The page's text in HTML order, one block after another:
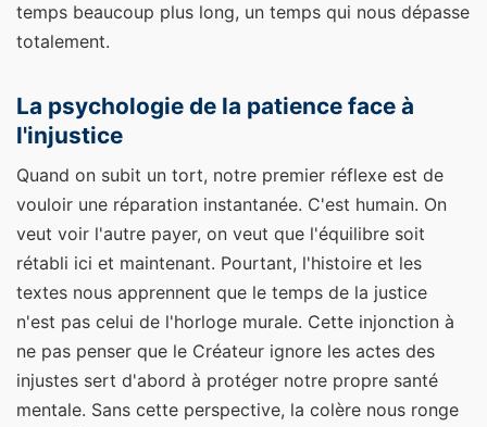
temps beaucoup plus long, un temps qui nous dépasse
totalement.
La psychologie de la patience face à
l'injustice
Quand on subit un tort, notre premier réflexe est de
vouloir une réparation instantanée. C'est humain. On
veut voir l'autre payer, on veut que l'équilibre soit
rétabli ici et maintenant. Pourtant, l'histoire et les
textes nous apprennent que le temps de la justice
n'est pas celui de l'horloge murale. Cette injonction à
ne pas penser que le Créateur ignore les actes des
injustes sert d'abord à protéger notre propre santé
mentale. Sans cette perspective, la colère nous ronge